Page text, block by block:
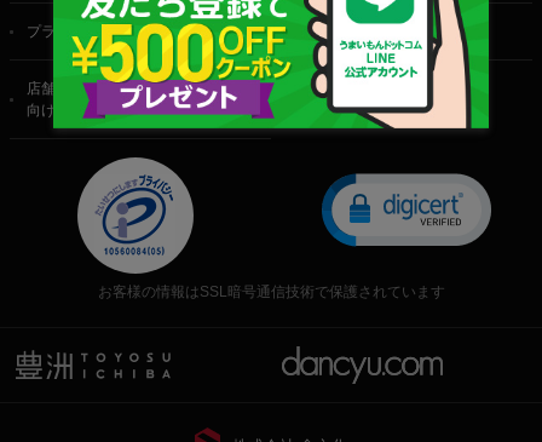
プライバシーポリシー 特定商取引法に基づく表記
店舗・法人・生産者様
向けのお問い合わせ
お客様の情報はSSL暗号通信技術で保護されています